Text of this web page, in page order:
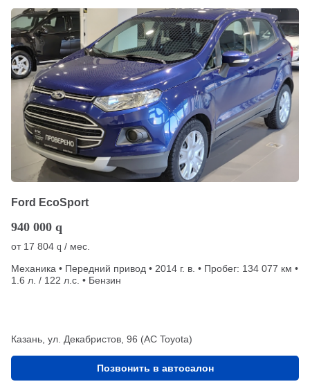
Ford EcoSport
940 000 q
от 17 804 q / мес.
Механика • Передний привод • 2014 г. в. • Пробег: 134 077 км •
1.6 л. / 122 л.с. • Бензин
Казань, ул. Декабристов, 96 (АС Toyota)
Позвонить в автосалон